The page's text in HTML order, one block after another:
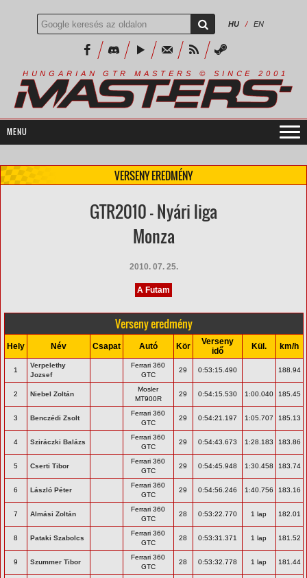
HU / EN
H U N G A R I A N G T R M A S T E R S © S I N C E 2 0 0 1
VERSENY EREDMÉNY
GTR2010 - Nyári liga
Monza
2010. 07. 25.
A Futam
Verseny eredmény
Hely Név Csapat Autó Kör
Verseny
idő
Kül. km/h
1
Verpelethy
Jozsef
Ferrari 360
GTC
29 0:53:15.490 188.94
2 Niebel Zoltán
Mosler
MT900R
29 0:54:15.530 1:00.040 185.45
3 Benczédi Zsolt
Ferrari 360
GTC
29 0:54:21.197 1:05.707 185.13
4 Sziráczki Balázs
Ferrari 360
GTC
29 0:54:43.673 1:28.183 183.86
5 Cserti Tibor
Ferrari 360
GTC
29 0:54:45.948 1:30.458 183.74
6 László Péter
Ferrari 360
GTC
29 0:54:56.246 1:40.756 183.16
7 Almási Zoltán
Ferrari 360
GTC
28 0:53:22.770 1 lap 182.01
8 Pataki Szabolcs
Ferrari 360
GTC
28 0:53:31.371 1 lap 181.52
9 Szummer Tibor
Ferrari 360
GTC
28 0:53:32.778 1 lap 181.44